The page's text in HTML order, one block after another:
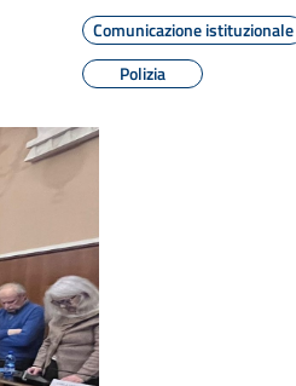
Comunicazione istituzionale
Polizia